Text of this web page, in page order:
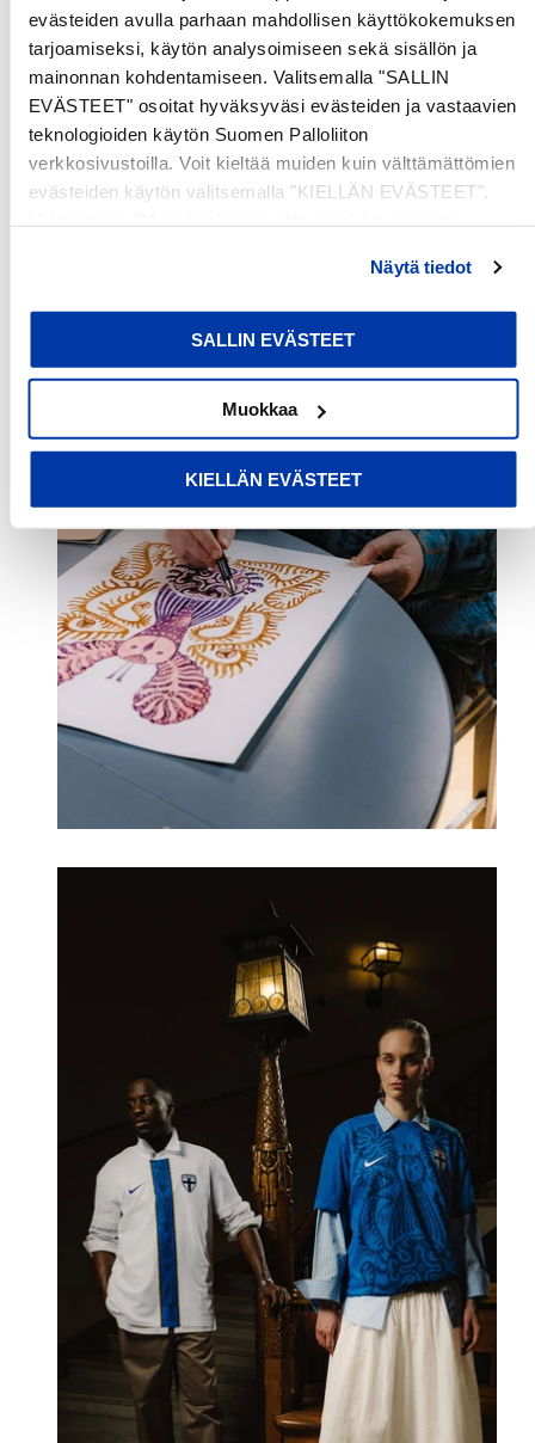
evästeiden avulla parhaan mahdollisen käyttökokemuksen
tarjoamiseksi, käytön analysoimiseen sekä sisällön ja
mainonnan kohdentamiseen. Valitsemalla "SALLIN
EVÄSTEET" osoitat hyväksyväsi evästeiden ja vastaavien
teknologioiden käytön Suomen Palloliiton
verkkosivustoilla. Voit kieltää muiden kuin välttämättömien
evästeiden käytön valitsemalla "KIELLÄN EVÄSTEET".
suostumuksesi tai muuttaa sitä milloin tahansa. Lue lisää
evästeselosteestamme.
Näytä tiedot
SALLIN EVÄSTEET
Muokkaa
KIELLÄN EVÄSTEET